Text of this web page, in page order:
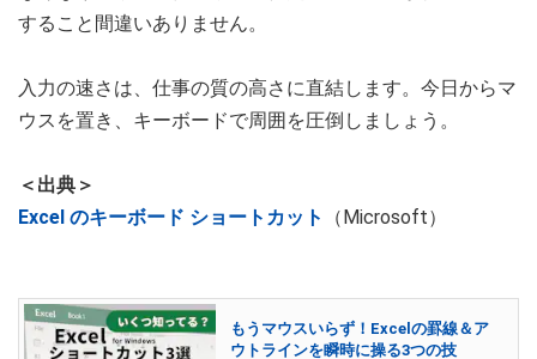
すること間違いありません。
入力の速さは、仕事の質の高さに直結します。今日からマ
ウスを置き、キーボードで周囲を圧倒しましょう。
＜出典＞
Excel のキーボード ショートカット
（Microsoft）
もうマウスいらず！Excelの罫線＆ア
ウトラインを瞬時に操る3つの技